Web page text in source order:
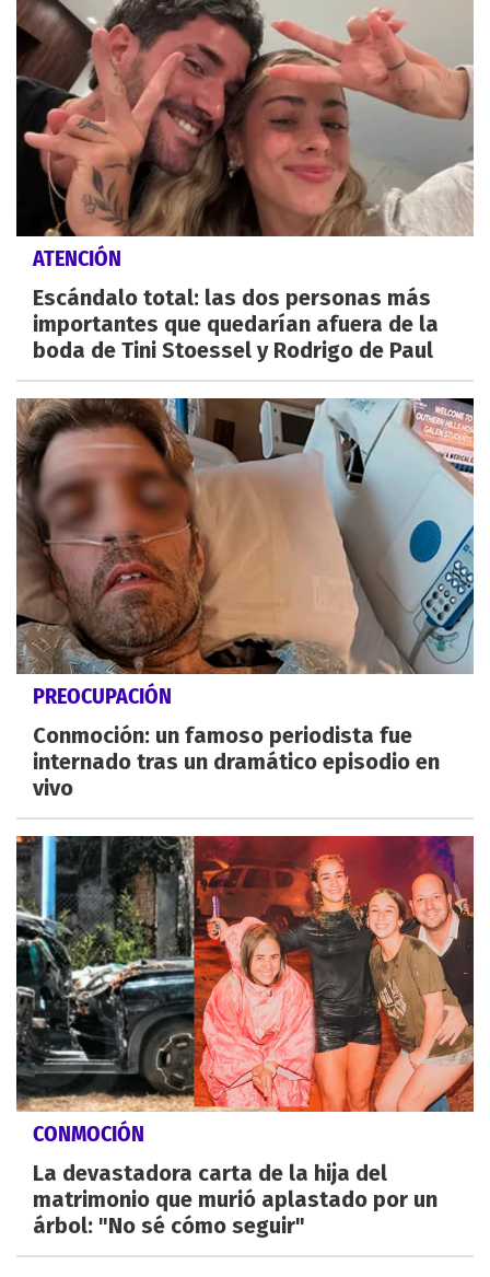
ATENCIÓN
Escándalo total: las dos personas más
importantes que quedarían afuera de la
boda de Tini Stoessel y Rodrigo de Paul
PREOCUPACIÓN
Conmoción: un famoso periodista fue
internado tras un dramático episodio en
vivo
CONMOCIÓN
La devastadora carta de la hija del
matrimonio que murió aplastado por un
árbol: "No sé cómo seguir"